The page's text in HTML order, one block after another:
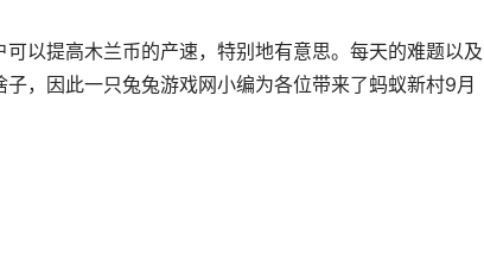
以提高木兰币的产速，特别地有意思。每天的难题以及
，因此一只兔兔游戏网小编为各位带来了蚂蚁新村9月